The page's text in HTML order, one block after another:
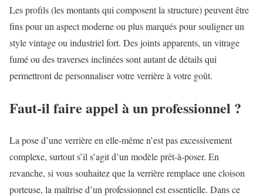
Les profils (les montants qui composent la structure) peuvent être
fins pour un aspect moderne ou plus marqués pour souligner un
style vintage ou industriel fort. Des joints apparents, un vitrage
fumé ou des traverses inclinées sont autant de détails qui
permettront de personnaliser votre verrière à votre goût.
Faut-il faire appel à un professionnel ?
La pose d’une verrière en elle-même n’est pas excessivement
complexe, surtout s’il s’agit d’un modèle prêt-à-poser. En
revanche, si vous souhaitez que la verrière remplace une cloison
porteuse, la maîtrise d’un professionnel est essentielle. Dans ce